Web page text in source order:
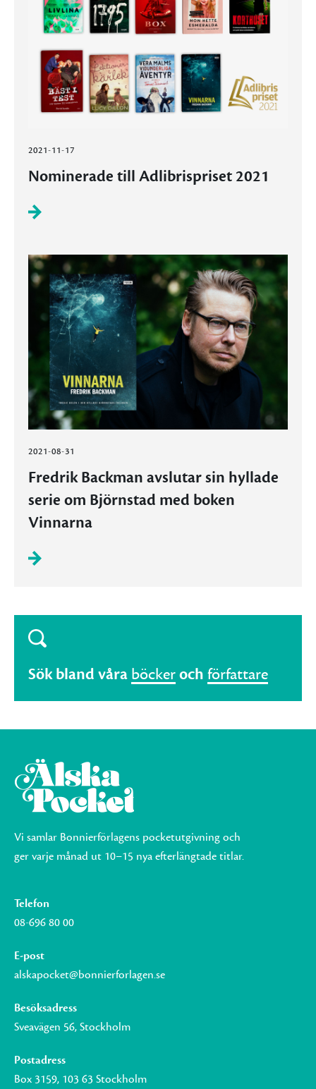
2021-11-17
Nominerade till Adlibrispriset 2021
2021-08-31
Fredrik Backman avslutar sin hyllade
serie om Björnstad med boken
Vinnarna
Sök bland våra böckeroch författare
Vi samlar Bonnierförlagens pocketutgivning och
ger varje månad ut 10–15 nya efterlängtade titlar.
Telefon
08-696 80 00
E-post
alskapocket@bonnierforlagen.se
Besöksadress
Sveavägen 56, Stockholm
Postadress
Box 3159, 103 63 Stockholm